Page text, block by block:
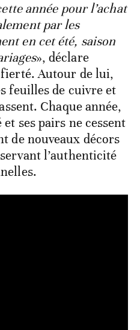
année pour l’achat
par les
en cet été, saison
», déclare
Autour de lui,
feuilles de cuivre et
Chaque année,
ses pairs ne cessent
de nouveaux décors
l’authenticité